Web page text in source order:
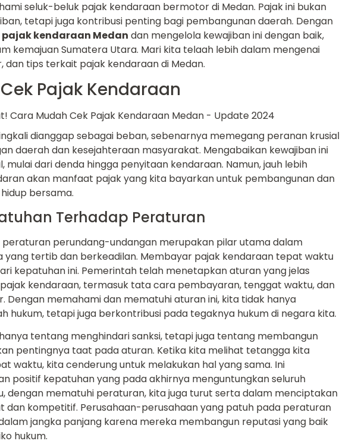
seluk-beluk pajak kendaraan bermotor di Medan. Pajak ini bukan
tetapi juga kontribusi penting bagi pembangunan daerah. Dengan
pajak kendaraan Medan dan mengelola kewajiban ini dengan baik,
kemajuan Sumatera Utara. Mari kita telaah lebih dalam mengenai
dan tips terkait pajak kendaraan di Medan.
Pajak Kendaraan
dianggap sebagai beban, sebenarnya memegang peranan krusial
daerah dan kesejahteraan masyarakat. Mengabaikan kewajiban ini
dari denda hingga penyitaan kendaraan. Namun, jauh lebih
akan manfaat pajak yang kita bayarkan untuk pembangunan dan
bersama.
Terhadap Peraturan
perundang-undangan merupakan pilar utama dalam
yang tertib dan berkeadilan. Membayar pajak kendaraan tepat waktu
kepatuhan ini. Pemerintah telah menetapkan aturan yang jelas
kendaraan, termasuk tata cara pembayaran, tenggat waktu, dan
Dengan memahami dan mematuhi aturan ini, kita tidak hanya
hukum, tetapi juga berkontribusi pada tegaknya hukum di negara kita.
tentang menghindari sanksi, tetapi juga tentang membangun
pentingnya taat pada aturan. Ketika kita melihat tetangga kita
waktu, kita cenderung untuk melakukan hal yang sama. Ini
positif kepatuhan yang pada akhirnya menguntungkan seluruh
dengan mematuhi peraturan, kita juga turut serta dalam menciptakan
dan kompetitif. Perusahaan-perusahaan yang patuh pada peraturan
jangka panjang karena mereka membangun reputasi yang baik
hukum.